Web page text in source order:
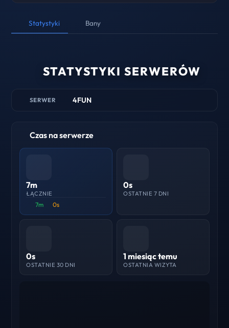
Statystyki Bany
STATYSTYKI SERWERÓW
SERWER 4FUN
Czas na serwerze
7m
ŁĄCZNIE
7m 0s
0s
OSTATNIE 7 DNI
0s
OSTATNIE 30 DNI
1 miesiąc temu
OSTATNIA WIZYTA